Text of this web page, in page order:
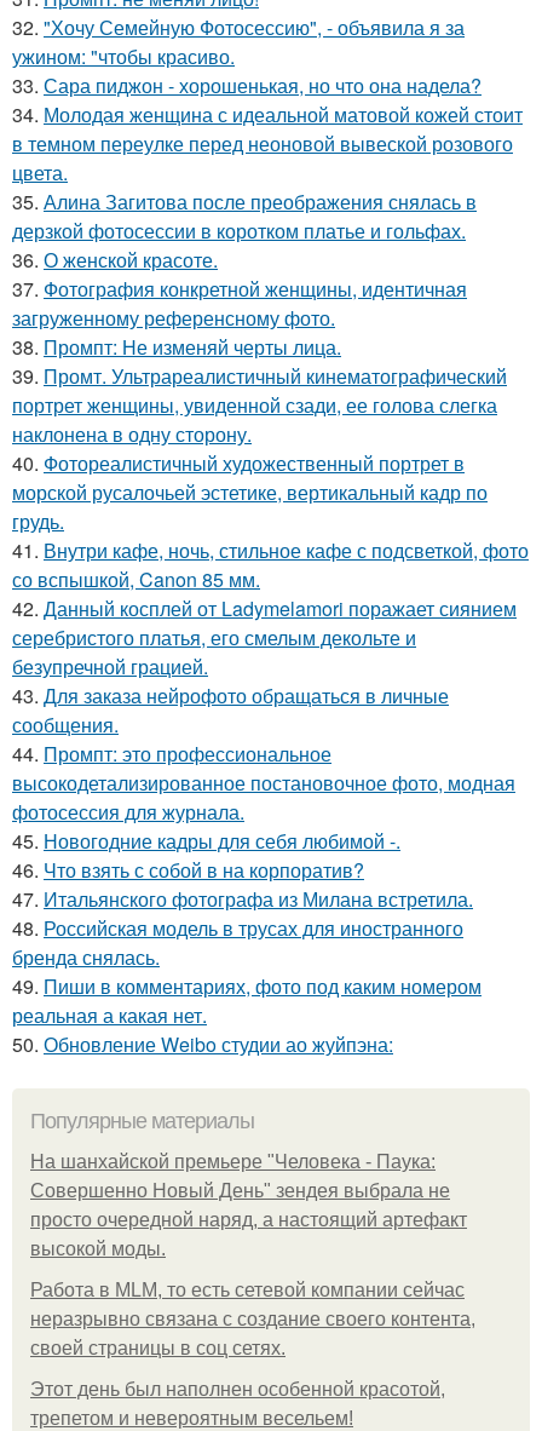
32. "Хочу Семейную Фотосессию", - объявила я за
ужином: "чтобы красиво.
33. Сара пиджон - хорошенькая, но что она надела?
34. Молодая женщина с идеальной матовой кожей стоит
в темном переулке перед неоновой вывеской розового
цвета.
35. Алина Загитова после преображения снялась в
дерзкой фотосессии в коротком платье и гольфах.
36. О женской красоте.
37. Фотография конкретной женщины, идентичная
загруженному референсному фото.
38. Промпт: Не изменяй черты лица.
39. Промт. Ультрареалистичный кинематографический
портрет женщины, увиденной сзади, ее голова слегка
наклонена в одну сторону.
40. Фотореалистичный художественный портрет в
морской русалочьей эстетике, вертикальный кадр по
грудь.
41. Внутри кафе, ночь, стильное кафе с подсветкой, фото
со вспышкой, Canon 85 мм.
42. Данный косплей от Ladymelamori поражает сиянием
серебристого платья, его смелым декольте и
безупречной грацией.
43. Для заказа нейрофото обращаться в личные
сообщения.
44. Промпт: это профессиональное
высокодетализированное постановочное фото, модная
фотосессия для журнала.
45. Новогодние кадры для себя любимой -.
46. Что взять с собой в на корпоратив?
47. Итальянского фотографа из Милана встретила.
48. Российская модель в трусах для иностранного
бренда снялась.
49. Пиши в комментариях, фото под каким номером
реальная а какая нет.
50. Обновление Weibo студии ао жуйпэна:
Популярные материалы
На шанхайской премьере "Человека - Паука:
Совершенно Новый День" зендея выбрала не
просто очередной наряд, а настоящий артефакт
высокой моды.
Работа в MLM, то есть сетевой компании сейчас
неразрывно связана с создание своего контента,
своей страницы в соц сетях.
Этот день был наполнен особенной красотой,
трепетом и невероятным весельем!